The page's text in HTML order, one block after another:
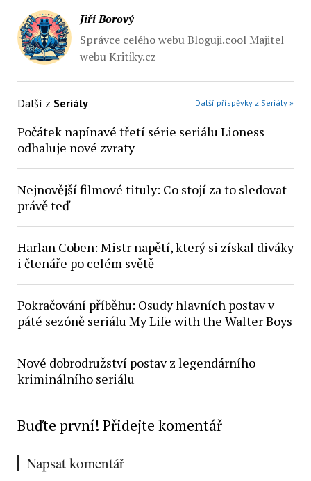
Jiří Borový
Správce celého webu Bloguji.cool Majitel
webu Kritiky.cz
Další z Seriály Další příspěvky z Seriály »
Počátek napínavé třetí série seriálu Lioness
odhaluje nové zvraty
Nejnovější filmové tituly: Co stojí za to sledovat
právě teď
Harlan Coben: Mistr napětí, který si získal diváky
i čtenáře po celém světě
Pokračování příběhu: Osudy hlavních postav v
páté sezóně seriálu My Life with the Walter Boys
Nové dobrodružství postav z legendárního
kriminálního seriálu
Buďte první! Přidejte komentář
Napsat komentář